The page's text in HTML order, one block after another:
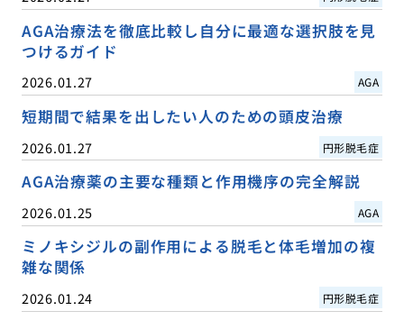
AGA治療法を徹底比較し自分に最適な選択肢を見
つけるガイド
2026.01.27 AGA
短期間で結果を出したい人のための頭皮治療
2026.01.27 円形脱毛症
AGA治療薬の主要な種類と作用機序の完全解説
2026.01.25 AGA
ミノキシジルの副作用による脱毛と体毛増加の複
雑な関係
2026.01.24 円形脱毛症